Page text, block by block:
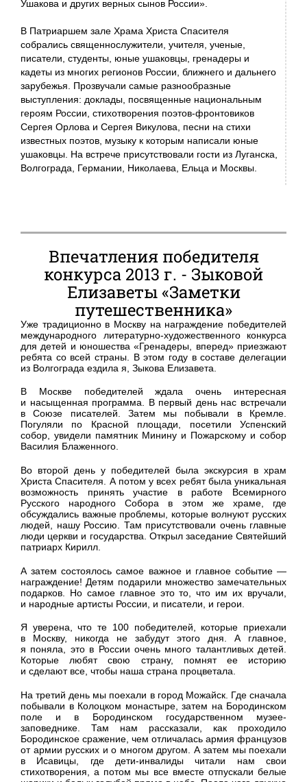
Ушакова и других верных сынов России».
В Патриаршем зале Храма Христа Спасителя
собрались священнослужители, учителя, ученые,
писатели, студенты, юные ушаковцы, гренадеры и
кадеты из многих регионов России, ближнего и дальнего
зарубежья. Прозвучали самые разнообразные
выступления: доклады, посвященные национальным
героям России, стихотворения поэтов-фронтовиков
Сергея Орлова и Сергея Викулова, песни на стихи
известных поэтов, музыку к которым написали юные
ушаковцы. На встрече присутствовали гости из Луганска,
Волгограда, Германии, Николаева, Ельца и Москвы.
Впечатления победителя
конкурса 2013 г. - Зыковой
Елизаветы «Заметки
путешественника»
Уже традиционно в Москву на награждение победителей
международного литературно-художественного конкурса
для детей и юношества «Гренадеры, вперед» приезжают
ребята со всей страны. В этом году в составе делегации
из Волгограда ездила я, Зыкова Елизавета.
В Москве победителей ждала очень интересная
и насыщенная программа. В первый день нас встречали
в Союзе писателей. Затем мы побывали в Кремле.
Погуляли по Красной площади, посетили Успенский
собор, увидели памятник Минину и Пожарскому и собор
Василия Блаженного.
Во второй день у победителей была экскурсия в храм
Христа Спасителя. А потом у всех ребят была уникальная
возможность принять участие в работе Всемирного
Русского народного Собора в этом же храме, где
обсуждались важные проблемы, которые волнуют русских
людей, нашу Россию. Там присутствовали очень главные
люди церкви и государства. Открыл заседание Святейший
патриарх Кирилл.
А затем состоялось самое важное и главное событие —
награждение! Детям подарили множество замечательных
подарков. Но самое главное это то, что им их вручали,
и народные артисты России, и писатели, и герои.
Я уверена, что те 100 победителей, которые приехали
в Москву, никогда не забудут этого дня. А главное,
я поняла, это в России очень много талантливых детей.
Которые любят свою страну, помнят ее историю
и сделают все, чтобы наша страна процветала.
На третий день мы поехали в город Можайск. Где сначала
побывали в Колоцком монастыре, затем на Бородинском
поле и в Бородинском государственном музее-
заповеднике. Там нам рассказали, как проходило
Бородинское сражение, чем отличалась армия французов
от армии русских и о многом другом. А затем мы поехали
в Исавицы, где дети-инвалиды читали нам свои
стихотворения, а потом мы все вместе отпускали белые